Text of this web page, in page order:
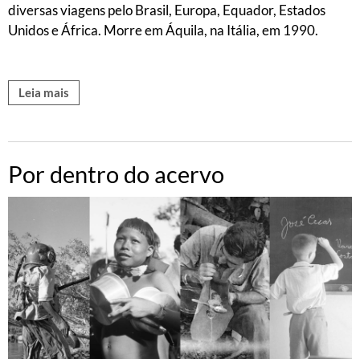
diversas viagens pelo Brasil, Europa, Equador, Estados
Unidos e África. Morre em Áquila, na Itália, em 1990.
Leia mais
Por dentro do acervo